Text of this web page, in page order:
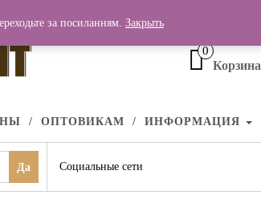
0
Корзина
ОПТОВИКАМ ИНФОРМАЦИЯ
Да Социальные сети
за посиланням. Закрыть